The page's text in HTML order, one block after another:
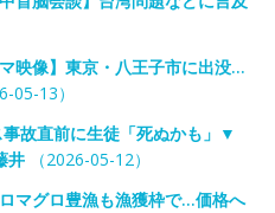
映像】東京・八王子市に出没…
05-13）
故直前に生徒「死ぬかも」▼
井（2026-05-12）
グロ豊漁も漁獲枠で…価格へ